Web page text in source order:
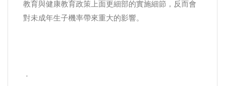
教育與健康教育政策上面更細部的實施細節，反而會
對未成年生子機率帶來重大的影響。
．